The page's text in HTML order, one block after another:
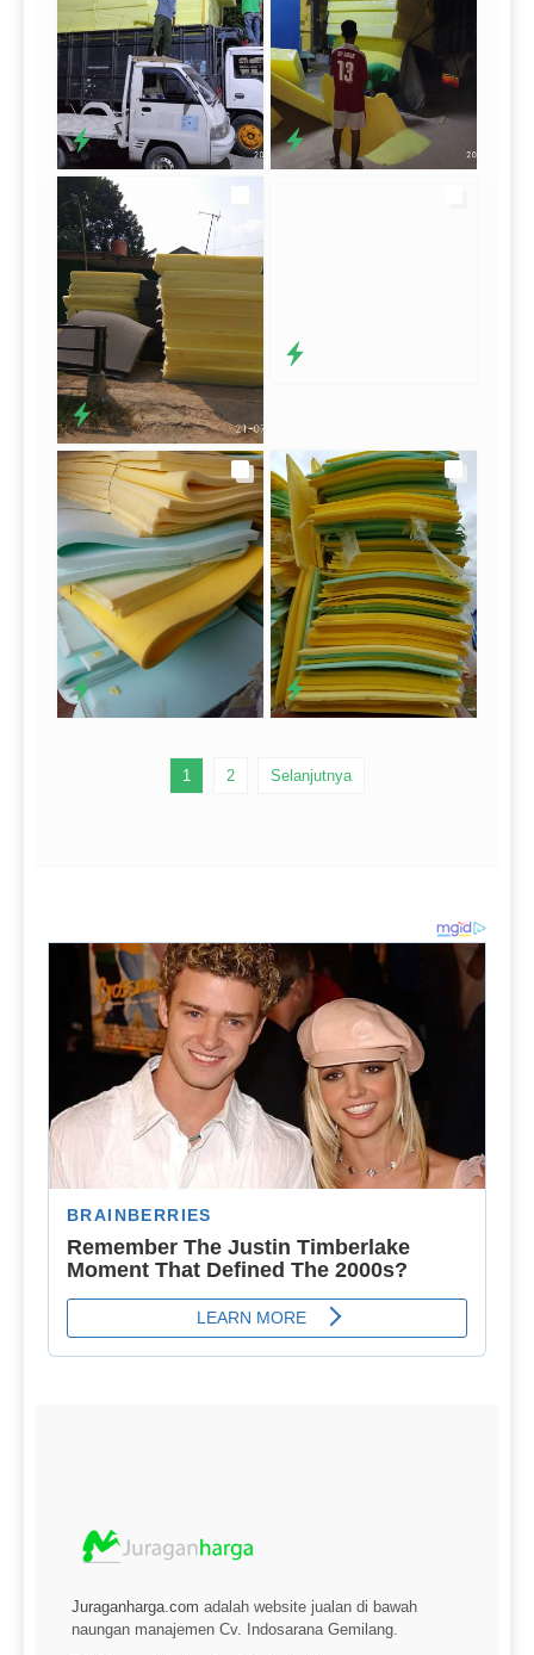
1 2 Selanjutnya
Juraganharga.com adalah website jualan di bawah
naungan manajemen Cv. Indosarana Gemilang.